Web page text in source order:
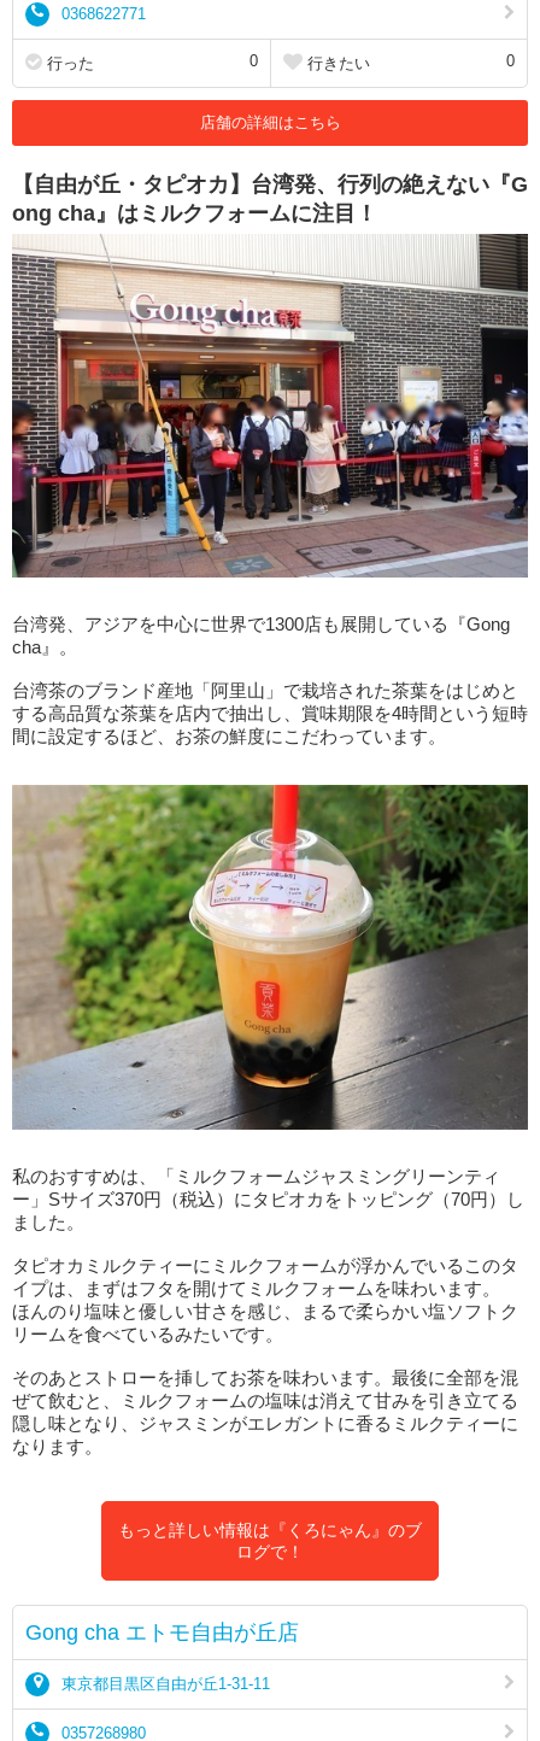
0368622771
行った 0 行きたい 0
店舗の詳細はこちら
【自由が丘・タピオカ】台湾発、行列の絶えない『G
ong cha』はミルクフォームに注目！
台湾発、アジアを中心に世界で1300店も展開している『Gong
cha』。
台湾茶のブランド産地「阿里山」で栽培された茶葉をはじめと
する高品質な茶葉を店内で抽出し、賞味期限を4時間という短時
間に設定するほど、お茶の鮮度にこだわっています。
私のおすすめは、「ミルクフォームジャスミングリーンティ
ー」Sサイズ370円（税込）にタピオカをトッピング（70円）し
ました。
タピオカミルクティーにミルクフォームが浮かんでいるこのタ
イプは、まずはフタを開けてミルクフォームを味わいます。
ほんのり塩味と優しい甘さを感じ、まるで柔らかい塩ソフトク
リームを食べているみたいです。
そのあとストローを挿してお茶を味わいます。最後に全部を混
ぜて飲むと、ミルクフォームの塩味は消えて甘みを引き立てる
隠し味となり、ジャスミンがエレガントに香るミルクティーに
なります。
もっと詳しい情報は『くろにゃん』のブ
ログで！
Gong cha エトモ自由が丘店
東京都目黒区自由が丘1-31-11
0357268980